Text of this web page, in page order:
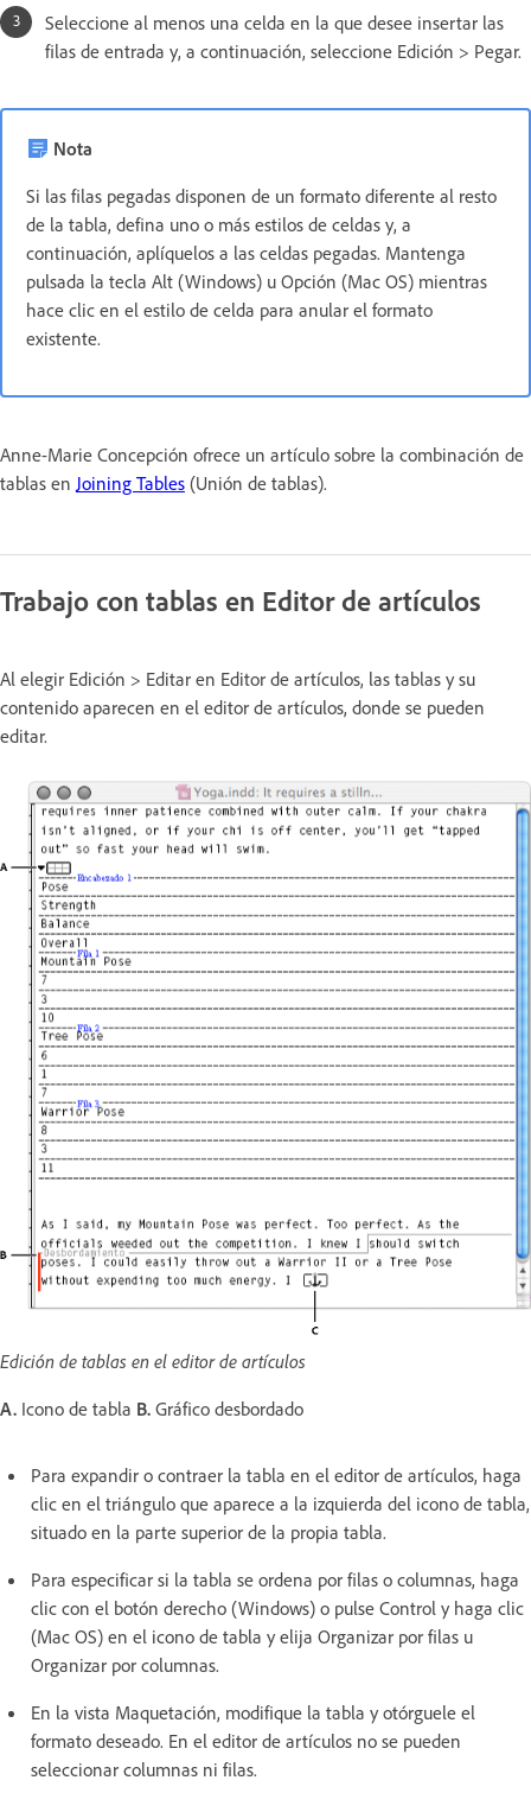
Seleccione al menos una celda en la que desee insertar las
filas de entrada y, a continuación, seleccione Edición > Pegar.
Nota
Si las filas pegadas disponen de un formato diferente al resto
de la tabla, defina uno o más estilos de celdas y, a
continuación, aplíquelos a las celdas pegadas. Mantenga
pulsada la tecla Alt (Windows) u Opción (Mac OS) mientras
hace clic en el estilo de celda para anular el formato
existente.
Anne-Marie Concepción ofrece un artículo sobre la combinación de
tablas en Joining Tables (Unión de tablas).
Trabajo con tablas en Editor de artículos
Al elegir Edición > Editar en Editor de artículos, las tablas y su
contenido aparecen en el editor de artículos, donde se pueden
editar.
Edición de tablas en el editor de artículos
A. Icono de tabla B. Gráfico desbordado
Para expandir o contraer la tabla en el editor de artículos, haga
clic en el triángulo que aparece a la izquierda del icono de tabla,
situado en la parte superior de la propia tabla.
Para especificar si la tabla se ordena por filas o columnas, haga
clic con el botón derecho (Windows) o pulse Control y haga clic
(Mac OS) en el icono de tabla y elija Organizar por filas u
Organizar por columnas.
En la vista Maquetación, modifique la tabla y otórguele el
formato deseado. En el editor de artículos no se pueden
seleccionar columnas ni filas.